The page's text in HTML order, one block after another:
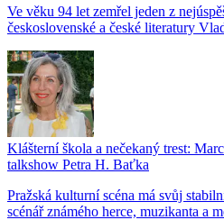
Ve věku 94 let zemřel jeden z
československé a české literatury
Klášterní škola a nečekaný trest:
talkshow Petra H. Baťka
Pražská kulturní scéna má svůj
scénář známého herce, muzikanta a